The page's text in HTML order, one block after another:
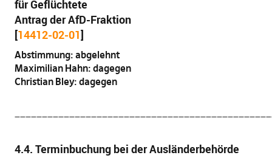
für Geflüchtete
Antrag der AfD-Fraktion
[14412-02-01]
Abstimmung: abgelehnt
Maximilian Hahn: dagegen
Christian Bley: dagegen
4.4. Terminbuchung bei der Ausländerbehörde